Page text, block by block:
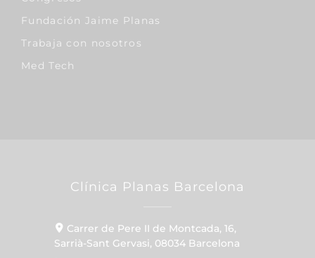
Fundación Jaime Planas
Trabaja con nosotros
Med Tech
Clínica Planas Barcelona
Carrer de Pere II de Montcada, 16,
Sarrià-Sant Gervasi, 08034 Barcelona